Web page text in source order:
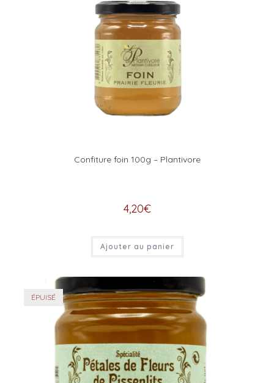
Confiture foin 100g – Plantivore
4,20€
Ajouter au panier
ÉPUISÉ